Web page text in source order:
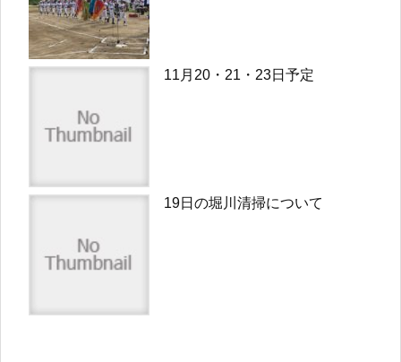
11月20・21・23日予定
19日の堀川清掃について